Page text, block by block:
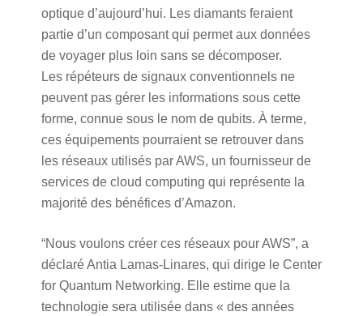
optique d’aujourd’hui. Les diamants feraient
partie d’un composant qui permet aux données
de voyager plus loin sans se décomposer.
Les répéteurs de signaux conventionnels ne
peuvent pas gérer les informations sous cette
forme, connue sous le nom de qubits. À terme,
ces équipements pourraient se retrouver dans
les réseaux utilisés par AWS, un fournisseur de
services de cloud computing qui représente la
majorité des bénéfices d’Amazon.
“Nous voulons créer ces réseaux pour AWS”, a
déclaré Antia Lamas-Linares, qui dirige le Center
for Quantum Networking. Elle estime que la
technologie sera utilisée dans « des années